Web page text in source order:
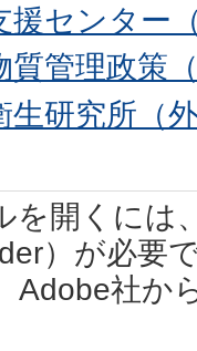
援センター
質管理政策
生研究所（
を開くには
）が必要
Adobe社か